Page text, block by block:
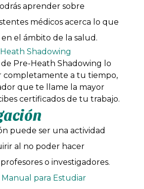
aprender sobre
médicos acerca lo que
el ámbito de la salud.
Shadowing
de Pre-Heath Shadowing lo
completamente a tu tiempo,
que te llame la mayor
certificados de tu trabajo.
puede ser una actividad
al no poder hacer
o investigadores.
Manual para Estudiar